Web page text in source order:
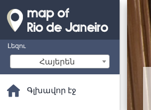
Լեզու
Հայերեն
Գլխավոր էջ